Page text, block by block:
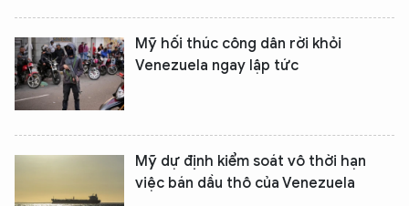
Mỹ hối thúc công dân rời khỏi
Venezuela ngay lập tức
Mỹ dự định kiểm soát vô thời hạn
việc bán dầu thô của Venezuela